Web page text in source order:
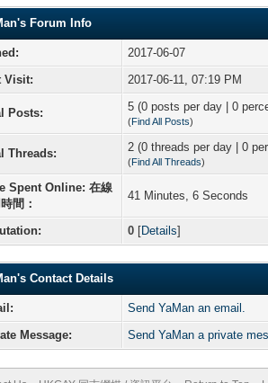
Forum Info
2017-06-07
Visit:
2017-06-11, 07:19 PM
Posts: 5 (0 posts per day | 0
(Find All Posts)
Threads: 2 (0 threads per day | 0
(Find All Threads)
Spent Online: 在線
間：
41 Minutes, 6 Seconds
0 [Details]
Contact Details
Send YaMan an email.
Message:
Send YaMan a private